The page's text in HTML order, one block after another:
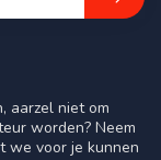
aarzel niet om
worden? Neem
we voor je kunnen